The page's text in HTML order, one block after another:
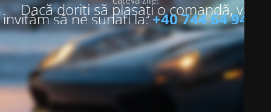
Dacă doriți să plasați o comandă, vă
invităm să ne sunați la:+40 744 64 94 13